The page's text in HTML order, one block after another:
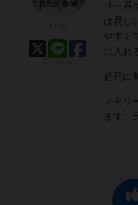
リー系
は易し
やすく
に入れ
必死に
メモリ
ます。